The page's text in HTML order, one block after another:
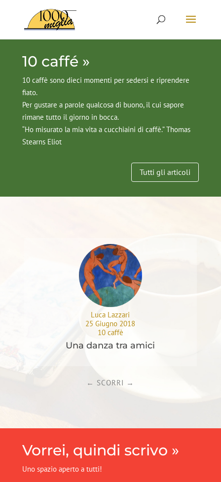
10 caffé »
10 caffè sono dieci momenti per sedersi e riprendere
fiato.
Per gustare a parole qualcosa di buono, il cui sapore
rimane tutto il giorno in bocca.
“Ho misurato la mia vita a cucchiaini di caffè.” Thomas
Stearns Eliot
Tutti gli articoli
Luca Lazzari
25 Giugno 2018
10 caffè
Una danza tra amici
← SCORRI →
Vorrei, quindi scrivo »
Uno spazio aperto a tutti!